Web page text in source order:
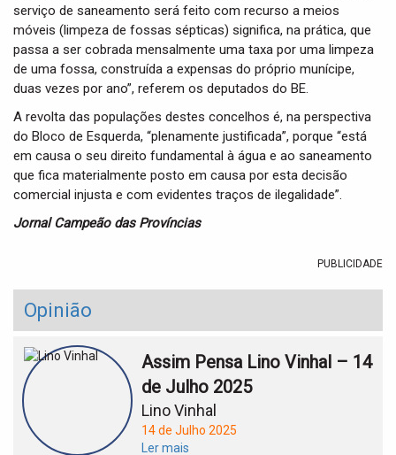
serviço de saneamento será feito com recurso a meios
móveis (limpeza de fossas sépticas) significa, na prática, que
passa a ser cobrada mensalmente uma taxa por uma limpeza
de uma fossa, construída a expensas do próprio munícipe,
duas vezes por ano”, referem os deputados do BE.
A revolta das populações destes concelhos é, na perspectiva
do Bloco de Esquerda, “plenamente justificada”, porque “está
em causa o seu direito fundamental à água e ao saneamento
que fica materialmente posto em causa por esta decisão
comercial injusta e com evidentes traços de ilegalidade”.
Jornal Campeão das Províncias
PUBLICIDADE
Opinião
Assim Pensa Lino Vinhal – 14
de Julho 2025
Lino Vinhal
14 de Julho 2025
Ler mais